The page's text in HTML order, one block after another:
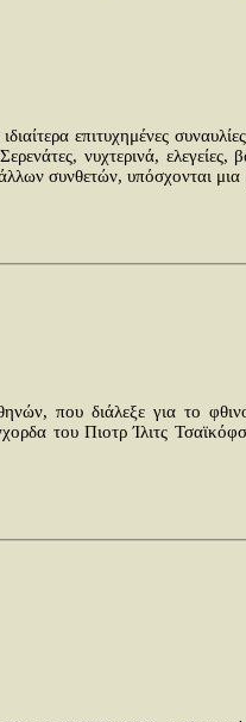
επιτυχημένες
νυχτερινά,
συνθετών, υπόσχονται μια
που διάλεξε για το
του Πιοτρ Ίλιτς